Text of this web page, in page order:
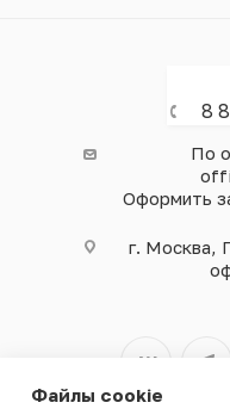
8
По
Оформить
г. Москва,
Файлы cookie